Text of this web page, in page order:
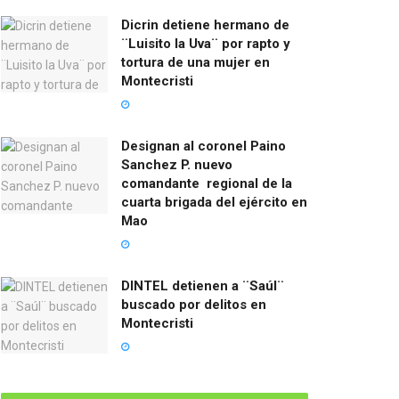
Dicrin detiene hermano de
¨Luisito la Uva¨ por rapto y
tortura de una mujer en
Montecristi
Designan al coronel Paino
Sanchez P. nuevo
comandante regional de la
cuarta brigada del ejército en
Mao
DINTEL detienen a ¨Saúl¨
buscado por delitos en
Montecristi